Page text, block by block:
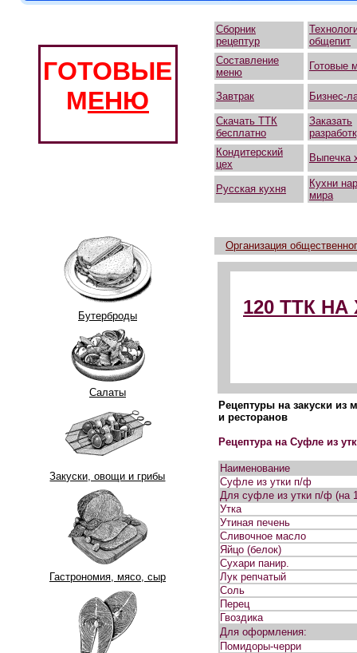
ГОТОВЫЕ
МЕНЮ
Сборник
рецептур
общепит
Составление
меню
Готовые
Завтрак Бизнес-
Скачать ТТК
бесплатно
Заказать
Кондитерский
цех
Выпечка
Русская кухня
Кухни
мира
Бутерброды
Салаты
Закуски, овощи и грибы
Гастрономия, мясо, сыр
Организация
120 ТТК
Рецептуры на закуски из
и ресторанов
Рецептура на Суфле из
Наименование
Суфле из утки п/ф
Для суфле из утки п/ф (на
Утка
Утиная печень
Сливочное масло
Яйцо (белок)
Сухари панир.
Лук репчатый
Соль
Перец
Гвоздика
Для оформления:
Помидоры-черри